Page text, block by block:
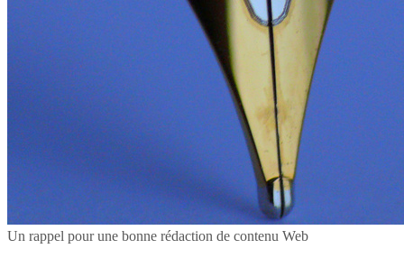
Un rappel pour une bonne rédaction de contenu Web